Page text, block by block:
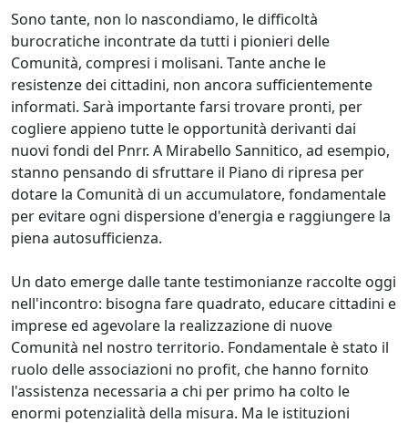
Sono tante, non lo nascondiamo, le difficoltà
burocratiche incontrate da tutti i pionieri delle
Comunità, compresi i molisani. Tante anche le
resistenze dei cittadini, non ancora sufficientemente
informati. Sarà importante farsi trovare pronti, per
cogliere appieno tutte le opportunità derivanti dai
nuovi fondi del Pnrr. A Mirabello Sannitico, ad esempio,
stanno pensando di sfruttare il Piano di ripresa per
dotare la Comunità di un accumulatore, fondamentale
per evitare ogni dispersione d'energia e raggiungere la
piena autosufficienza.
Un dato emerge dalle tante testimonianze raccolte oggi
nell'incontro: bisogna fare quadrato, educare cittadini e
imprese ed agevolare la realizzazione di nuove
Comunità nel nostro territorio. Fondamentale è stato il
ruolo delle associazioni no profit, che hanno fornito
l'assistenza necessaria a chi per primo ha colto le
enormi potenzialità della misura. Ma le istituzioni